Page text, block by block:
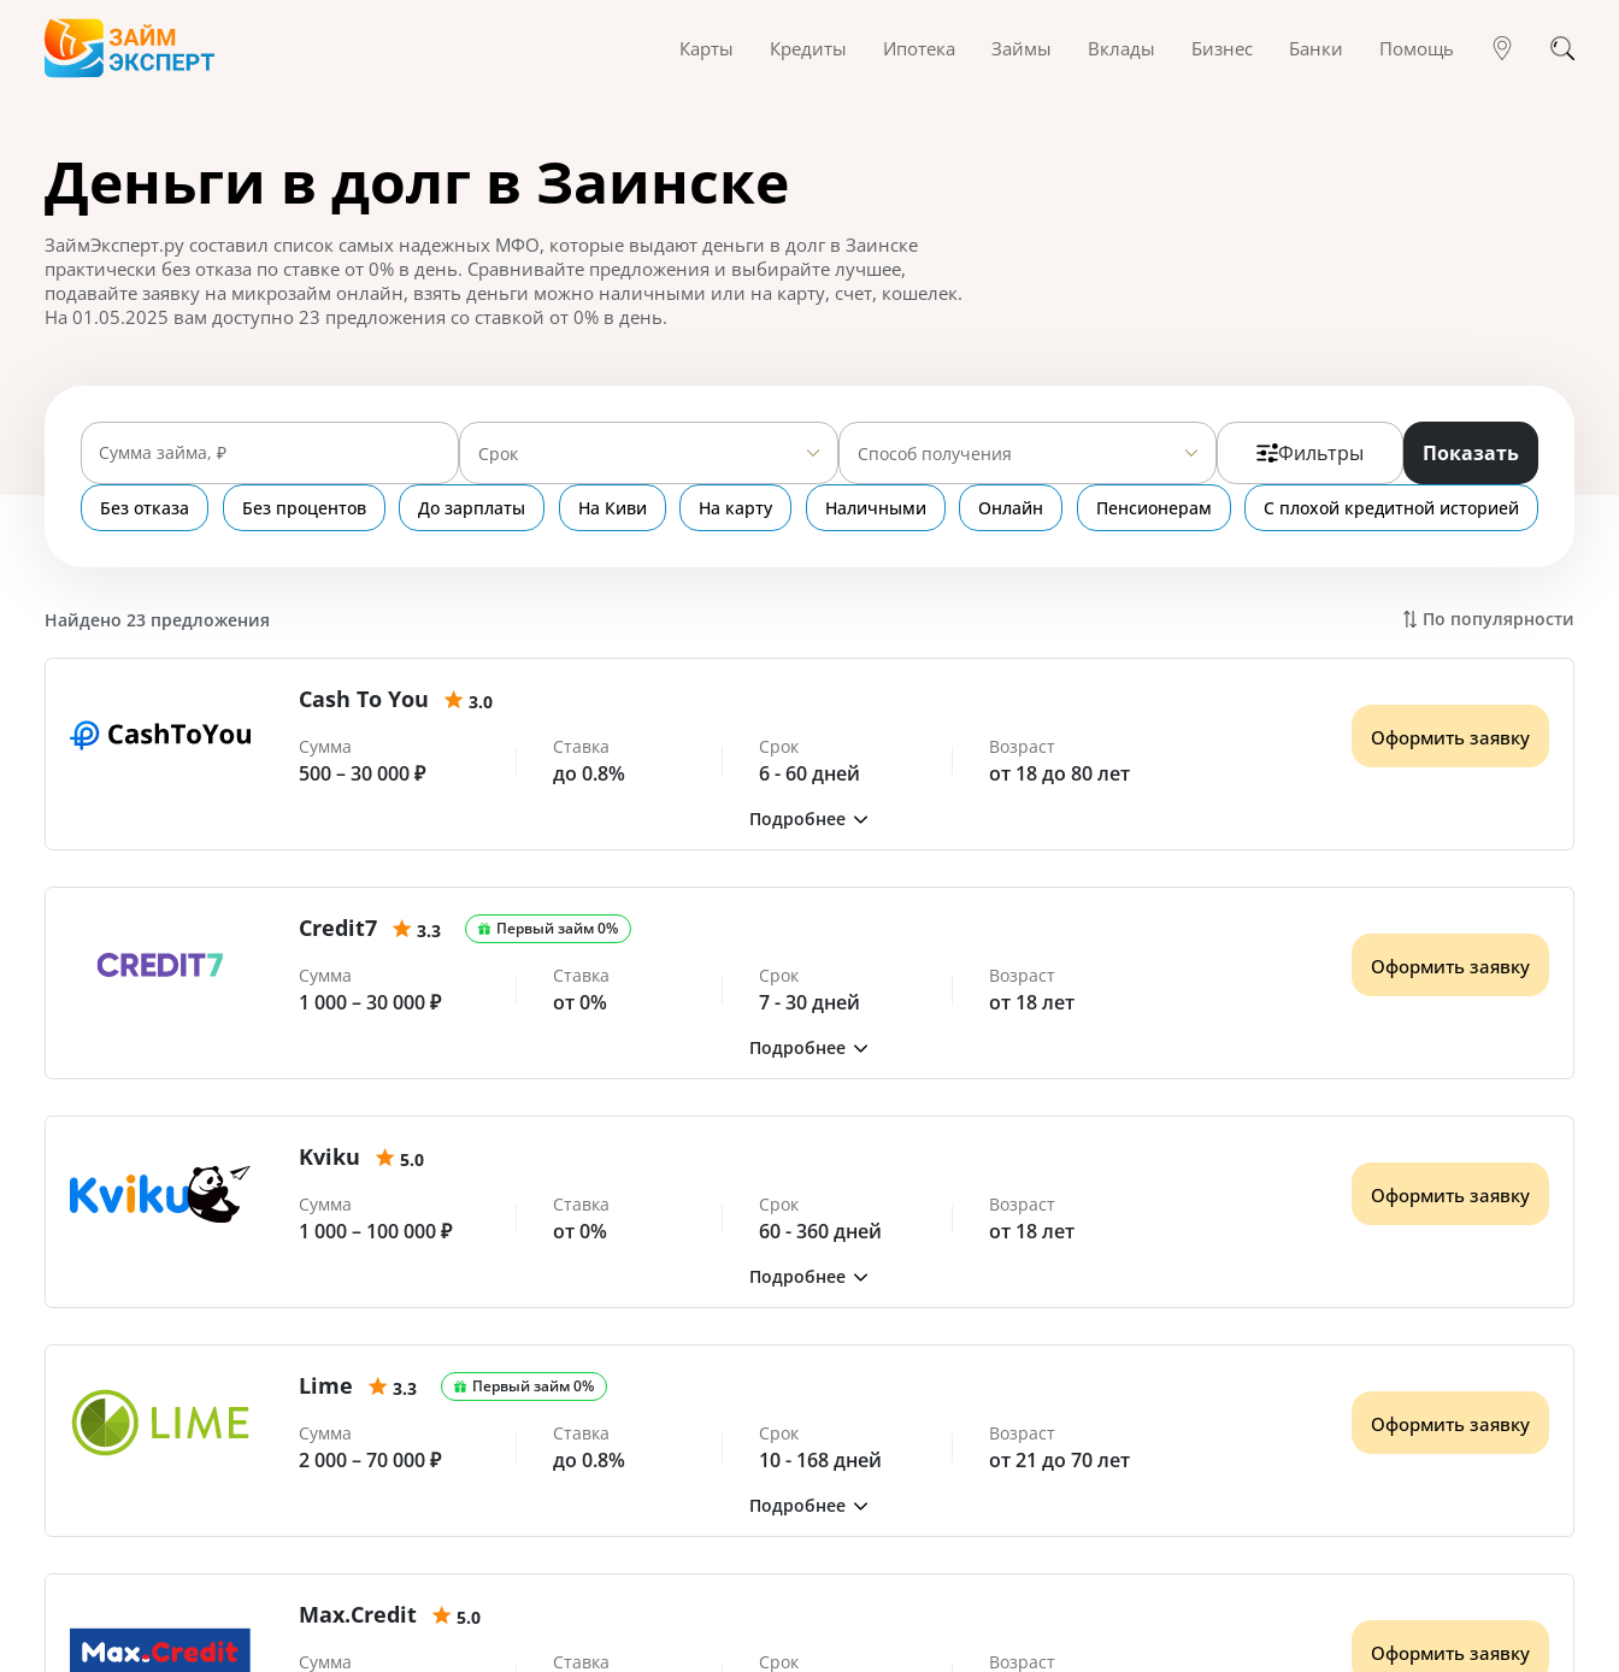
Карты Кредиты Ипотека Займы Вклады Бизнес Банки Помощь
Деньги в долг в Заинске
ЗаймЭксперт.ру составил список самых надежных МФО, которые выдают деньги в долг в Заинске
практически без отказа по ставке от 0% в день. Сравнивайте предложения и выбирайте лучшее,
подавайте заявку на микрозайм онлайн, взять деньги можно наличными или на карту, счет, кошелек.
На 01.05.2025 вам доступно 23 предложения со ставкой от 0% в день.
Сумма займа, ₽ Срок Способ получения Фильтры Показать
Без отказа Без процентов До зарплаты На Киви На карту Наличными Онлайн Пенсионерам С плохой кредитной историей
Найдено 23 предложения По популярности
Cash To You
3.0
Сумма
500 – 30 000 ₽
Ставка
до 0.8%
Срок
6 - 60 дней
Возраст
от 18 до 80 лет
Оформить заявку
Credit7 3.3 Первый займ 0%
Сумма
1 000 – 30 000 ₽
Ставка
от 0%
Срок
7 - 30 дней
Возраст
от 18 лет
Оформить заявку
Kviku
5.0
Сумма
1 000 – 100 000 ₽
Ставка
от 0%
Срок
60 - 360 дней
Возраст
от 18 лет
Оформить заявку
Lime 3.3 Первый займ 0%
Сумма
2 000 – 70 000 ₽
Ставка
до 0.8%
Срок
10 - 168 дней
Возраст
от 21 до 70 лет
Оформить заявку
Max.Credit
5.0
Сумма
Ставка Срок Возраст Оформить заявку